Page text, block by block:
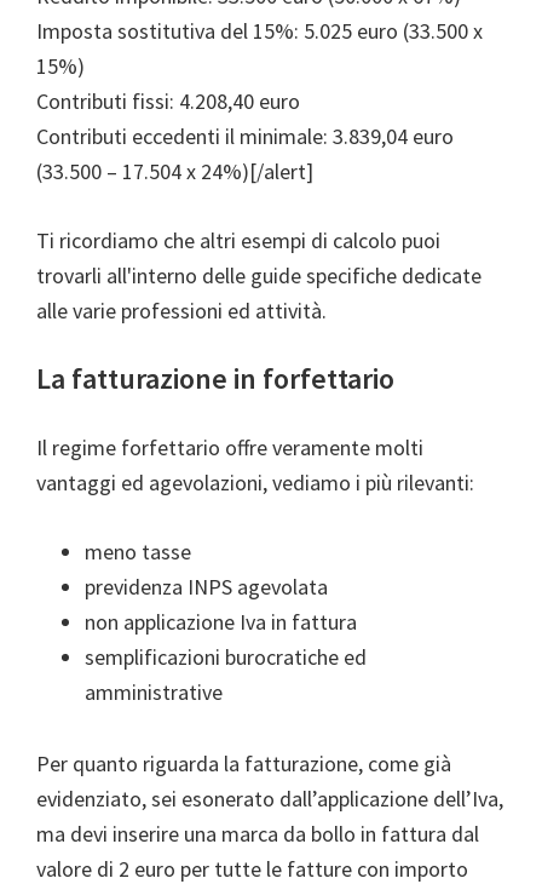
Imposta sostitutiva del 15%: 5.025 euro (33.500 x
15%)
Contributi fissi: 4.208,40 euro
Contributi eccedenti il minimale: 3.839,04 euro
(33.500 – 17.504 x 24%)[/alert]
Ti ricordiamo che altri esempi di calcolo puoi
trovarli all'interno delle guide specifiche dedicate
alle varie professioni ed attività.
La fatturazione in forfettario
Il regime forfettario offre veramente molti
vantaggi ed agevolazioni, vediamo i più rilevanti:
meno tasse
previdenza INPS agevolata
non applicazione Iva in fattura
semplificazioni burocratiche ed
amministrative
Per quanto riguarda la fatturazione, come già
evidenziato, sei esonerato dall’applicazione dell’Iva,
ma devi inserire una marca da bollo in fattura dal
valore di 2 euro per tutte le fatture con importo